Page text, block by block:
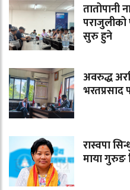
तातोपानी
सुरु हुने
अवरुद्ध
भरतप्रसाद
रास्वपा
माया गुरुङ